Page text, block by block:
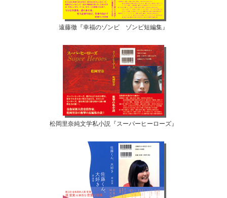
遠藤徹『幸福のゾンビ ゾンビ短編集』
松岡里奈純文学私小説『スーパーヒーローズ』